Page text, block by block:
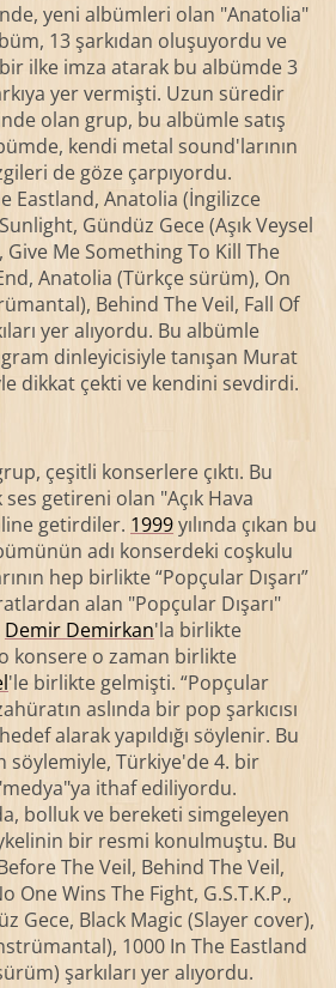
yeni albümleri olan "Anatolia"
13 şarkıdan oluşuyordu ve
ilke imza atarak bu albümde 3
yer vermişti. Uzun süredir
olan grup, bu albümle satış
kendi metal sound'larının
de göze çarpıyordu.
Eastland, Anatolia (İngilizce
Gündüz Gece (Aşık Veysel
Give Me Something To Kill The
Anatolia (Türkçe sürüm), On
Behind The Veil, Fall Of
yer alıyordu. Bu albümle
dinleyicisiyle tanışan Murat
dikkat çekti ve kendini sevdirdi.
çeşitli konserlere çıktı. Bu
getireni olan "Açık Hava
getirdiler. 1999yılında çıkan bu
adı konserdeki coşkulu
hep birlikte “Popçular Dışarı”
alan "Popçular Dışarı"
Demir Demirkan'la birlikte
konsere o zaman birlikte
'le birlikte gelmişti. “Popçular
aslında bir pop şarkıcısı
alarak yapıldığı söylenir. Bu
söylemiyle, Türkiye'de 4. bir
ithaf ediliyordu.
bolluk ve bereketi simgeleyen
bir resmi konulmuştu. Bu
The Veil, Behind The Veil,
One Wins The Fight, G.S.T.K.P.,
Gece, Black Magic (Slayer cover),
1000 In The Eastland
şarkıları yer alıyordu.